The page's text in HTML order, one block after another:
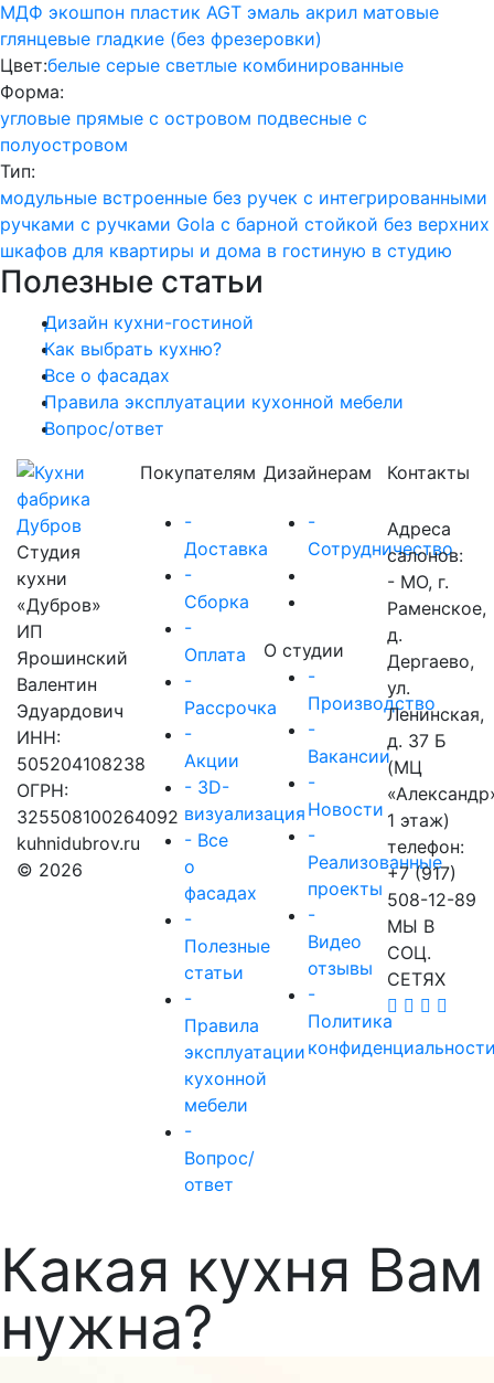
МДФ экошпон пластик AGT эмаль акрил матовые
глянцевые гладкие (без фрезеровки)
Цвет:белые серые светлые комбинированные
Форма:
угловые прямые с островом подвесные с
полуостровом
Тип:
модульные встроенные без ручек с интегрированными
ручками с ручками Gola с барной стойкой без верхних
шкафов для квартиры и дома в гостиную в студию
Полезные статьи
Дизайн кухни-гостиной
Как выбрать кухню?
Все о фасадах
Правила эксплуатации кухонной мебели
Вопрос/ответ
Студия
кухни
«Дубров»
ИП
Ярошинский
Валентин
Эдуардович
ИНН:
505204108238
ОГРН:
325508100264092
kuhnidubrov.ru
© 2026
Покупателям
-
Доставка
-
Сборка
-
Оплата
-
Рассрочка
-
Акции
- 3D-
визуализация
- Все
о
фасадах
-
Полезные
статьи
-
Правила
эксплуатации
кухонной
мебели
-
Вопрос/
ответ
Дизайнерам
-
Сотрудничество
О студии
-
Производство
-
Вакансии
-
Новости
-
Реализованные
проекты
-
Видео
отзывы
-
Политика
Контакты
Адреса
салонов:
- МО, г.
Раменское,
д.
Дергаево,
ул.
Ленинская,
д. 37 Б
(МЦ
1 этаж)
телефон:
+7 (917)
508-12-89
МЫ В
СОЦ.
СЕТЯХ
Какая кухня Вам
нужна?